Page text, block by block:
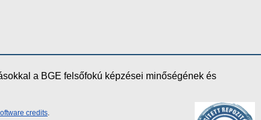
a BGE felsőfokú képzései minőségének és
credits.